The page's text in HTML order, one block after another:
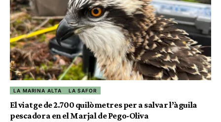
LA MARINA ALTA LA SAFOR
El viatge de 2.700 quilòmetres per a salvar l’àguila
pescadora en el Marjal de Pego-Oliva